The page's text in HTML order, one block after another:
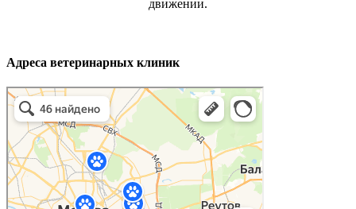
движении.
Адреса ветеринарных клиник